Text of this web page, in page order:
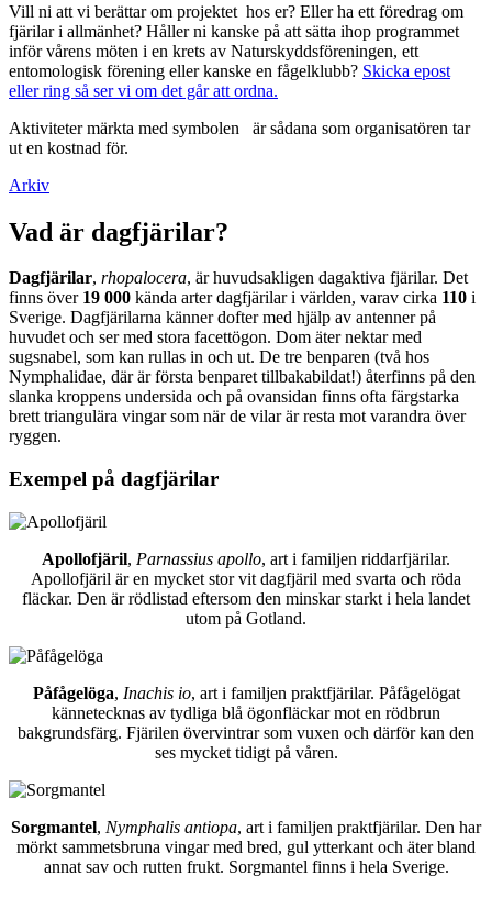
Vill ni att vi berättar om projektet hos er? Eller ha ett föredrag om
fjärilar i allmänhet? Håller ni kanske på att sätta ihop programmet
inför vårens möten i en krets av Naturskyddsföreningen, ett
entomologisk förening eller kanske en fågelklubb? Skicka epost
eller ring så ser vi om det går att ordna.
Aktiviteter märkta med symbolen
är sådana som organisatören tar
ut en kostnad för.
Arkiv
Vad är dagfjärilar?
Dagfjärilar, rhopalocera, är huvudsakligen dagaktiva fjärilar. Det
finns över 19 000 kända arter dagfjärilar i världen, varav cirka 110 i
Sverige. Dagfjärilarna känner dofter med hjälp av antenner på
huvudet och ser med stora facettögon. Dom äter nektar med
sugsnabel, som kan rullas in och ut. De tre benparen (två hos
Nymphalidae, där är första benparet tillbakabildat!) återfinns på den
slanka kroppens undersida och på ovansidan finns ofta färgstarka
brett triangulära vingar som när de vilar är resta mot varandra över
ryggen.
Exempel på dagfjärilar
Apollofjäril, Parnassius apollo, art i familjen riddarfjärilar.
Apollofjäril är en mycket stor vit dagfjäril med svarta och röda
fläckar. Den är rödlistad eftersom den minskar starkt i hela landet
utom på Gotland.
Påfågelöga, Inachis io, art i familjen praktfjärilar. Påfågelögat
kännetecknas av tydliga blå ögonfläckar mot en rödbrun
bakgrundsfärg. Fjärilen övervintrar som vuxen och därför kan den
ses mycket tidigt på våren.
Sorgmantel, Nymphalis antiopa, art i familjen praktfjärilar. Den har
mörkt sammetsbruna vingar med bred, gul ytterkant och äter bland
annat sav och rutten frukt. Sorgmantel finns i hela Sverige.